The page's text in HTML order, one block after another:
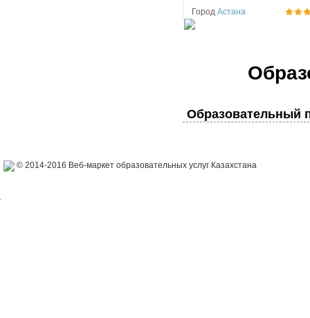
Город Астана
Образовательный
© 2014-2016 Веб-маркет образовательных услуг Казахстана